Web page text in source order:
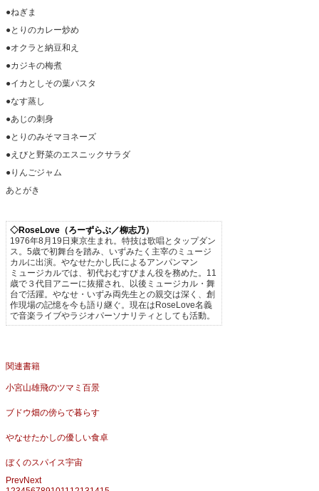
●ねぎま
●とりのカレー炒め
●オクラと納豆和え
●カジキの梅煮
●イカとしその葉パスタ
●なす蒸し
●あじの刺身
●とりのみそマヨネーズ
●えびと野菜のエスニックサラダ
●りんごジャム
あとがき
◇RoseLove（ろーずらぶ／柳志乃）
1976年8月19日東京生まれ。特技は歌唱とタップダン
ス。5歳で初舞台を踏み、いずみたく主宰のミュージ
カルに出演。やなせたかし氏によるアンパンマン
ミュージカルでは、初代おむすびまん役を務めた。11
歳で３代目アニーに抜擢され、以後ミュージカル・舞
台で活躍。やなせ・いずみ両先生との親交は深く、創
作現場の記憶を今も語り継ぐ。現在はRoseLove名義
で音楽ライブやラジオパーソナリティとしても活動。
関連書籍
小宮山雄飛のツマミ百景
ブドウ畑の傍らで暮らす
やなせたかしの優しい食卓
ぼくのスパイス宇宙
PrevNext